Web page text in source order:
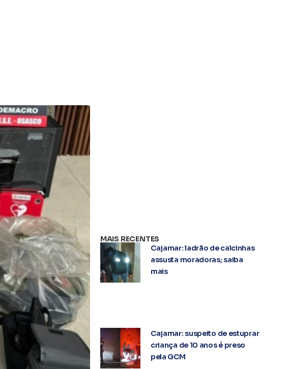
MAIS RECENTES
Cajamar: ladrão de calcinhas
assusta moradoras; saiba
mais
Cajamar: suspeito de estuprar
criança de 10 anos é preso
pela GCM